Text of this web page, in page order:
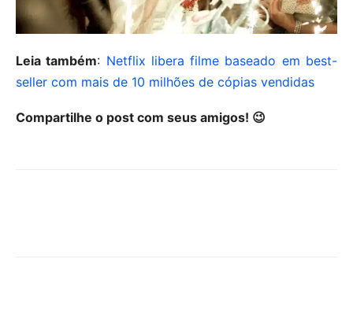
Leia também: Netflix libera filme baseado em best-
seller com mais de 10 milhões de cópias vendidas
Compartilhe o post com seus amigos! 😉